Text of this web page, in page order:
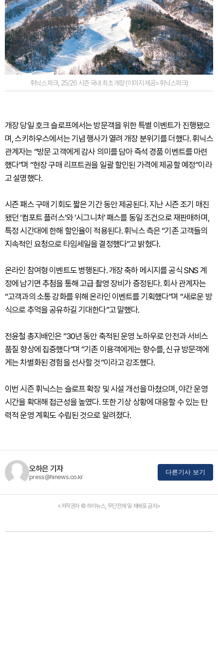
휘닉스 파크, 25/26 시즌 국내 최초 개장 (이미지 제공=휘닉스파크)
개장 당일 호크 슬로프에서는 방문객을 위한 특별 이벤트가 진행됐으
며, 스키하우스에서는 기념 행사가 열려 개장 분위기를 더했다. 휘닉스
관계자는 “방문 고객에게 감사 의미를 담아 즉석 경품 이벤트를 마련
했다”며 “현장 구매 리프트권을 일괄 할인된 가격에 제공할 예정”이라
고 설명했다.
시즌 패스 구매 기회도 짧은 기간 동안 제공된다. 지난 시즌 조기 매진
됐던 ‘컴포트 플러스’와 ‘시그니처’ 패스를 동일 조건으로 재판매하며,
특정 시간대에 한해 할인율이 적용된다. 휘닉스 측은 “기존 고객들의
지속적인 요청으로 타임세일을 결정했다”고 밝혔다.
온라인 참여형 이벤트도 병행된다. 개장 축하 메시지를 공식 SNS 계
정에 남기면 추첨을 통해 고급 촬영 장비가 증정된다. 회사 관계자는
“고객과의 소통 강화를 위해 온라인 이벤트를 기획했다”며 “새로운 방
식으로 추억을 공유하길 기대한다”고 말했다.
전윤철 총지배인은 “30년 동안 축적된 운영 노하우로 안전과 서비스
품질 향상에 집중했다”며 “기존 이용객에게는 향수를, 신규 방문객에
게는 차별화된 경험을 선사할 것”이라고 강조했다.
이번 시즌 휘닉스는 슬로프 확장 및 시설 개선을 마쳤으며, 야간 운영
시간을 확대해 접근성을 높였다. 또한 기상 상황에 대응할 수 있는 탄
력적 운영 계획도 수립된 것으로 알려졌다.
오하은 기자
press@hinews.co.kr
다른기사 보기
<저작권자 © 하이뉴스, 무단전재 및 재배포 금지>